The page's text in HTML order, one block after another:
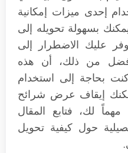
إحدى ميزات إمكانية
بسهولة تحويله إلى
عليك الاضطرار إلى
من ذلك، أن هذه
كنت بحاجة إلى استخدام
إيقاف عرض شرائح
لك، فتابع المقال
حول كيفية تحويل